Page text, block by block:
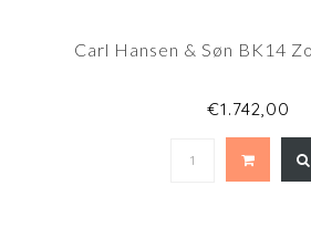
Carl Hansen & Søn BK14
€1.742,00